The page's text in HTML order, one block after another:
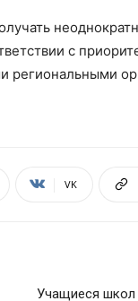
с
VK
Учащиеся школ